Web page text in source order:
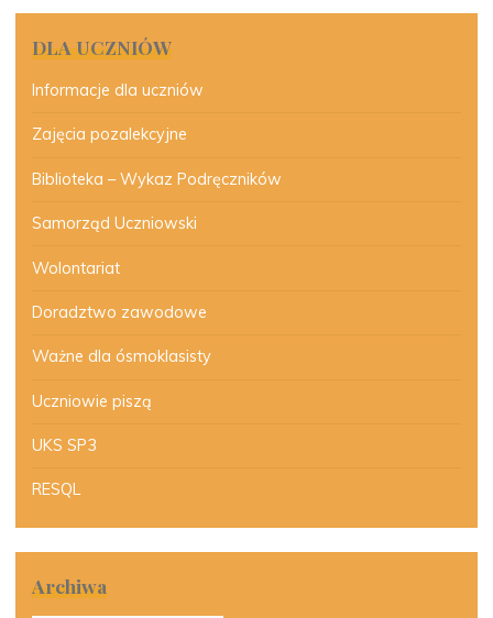
DLA UCZNIÓW
Informacje dla uczniów
Zajęcia pozalekcyjne
Biblioteka – Wykaz Podręczników
Samorząd Uczniowski
Wolontariat
Doradztwo zawodowe
Ważne dla ósmoklasisty
Uczniowie piszą
UKS SP3
RESQL
Archiwa